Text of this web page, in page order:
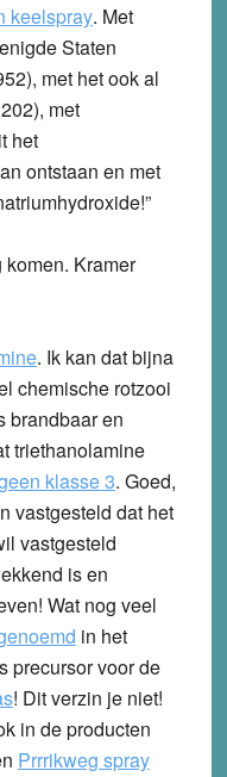
keelspray. Met
Staten
), met het ook al
), met
het
ontstaan en met
komen. Kramer
. Ik kan dat bijna
chemische rotzooi
brandbaar en
triethanolamine
klasse 3. Goed,
vastgesteld dat het
vastgesteld
is en
Wat nog veel
in het
precursor voor de
! Dit verzin je niet!
in de producten
Prrrikweg spray